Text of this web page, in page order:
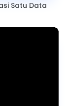
Satu Data